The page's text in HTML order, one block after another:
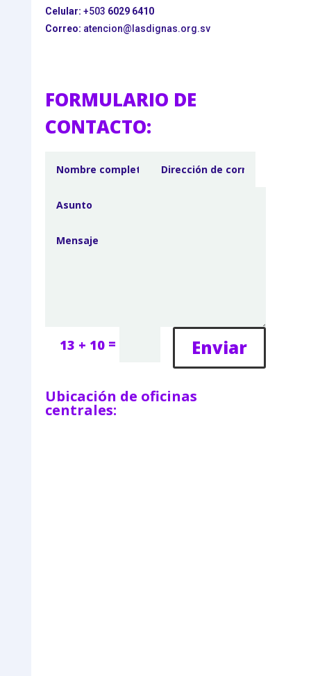
Celular: +503 6029 6410
Correo: atencion@lasdignas.org.sv
FORMULARIO DE
CONTACTO:
13 + 10 = Enviar
Ubicación de oficinas
centrales: